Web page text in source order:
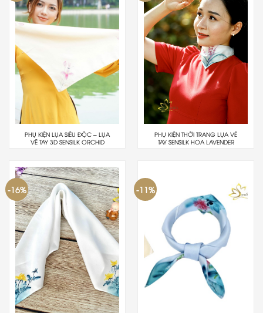
PHỤ KIỆN LỤA SIÊU ĐỘC – LỤA
VẼ TAY 3D SENSILK ORCHID
PHỤ KIỆN THỜI TRANG LỤA VẼ
TAY SENSILK HOA LAVENDER
-16% -11%